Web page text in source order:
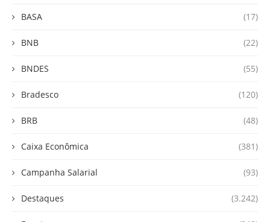
BASA (17)
BNB (22)
BNDES (55)
Bradesco (120)
BRB (48)
Caixa Econômica (381)
Campanha Salarial (93)
Destaques (3.242)